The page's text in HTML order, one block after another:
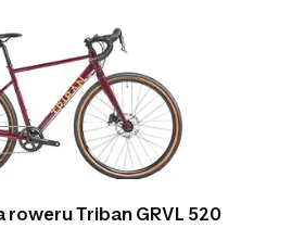
roweru Triban GRVL 520